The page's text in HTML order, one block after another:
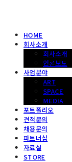
HOME
회사소개
회사소개
언론보도
사업분야
ART
SPACE
MEDIA
포트폴리오
견적문의
채용문의
파트너십
자료실
STORE